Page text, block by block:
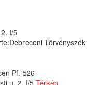
I/5
Törvényszék
Pf. 526
u. 2. I/5 Térkép